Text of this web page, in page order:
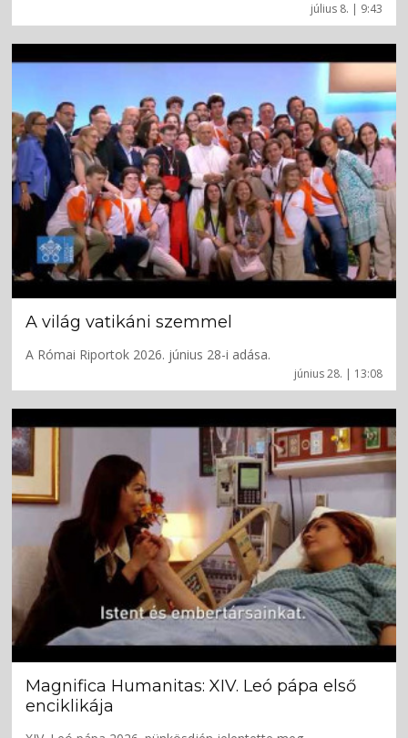
július 8. | 9:43
június 28. | 13:08
A világ vatikáni szemmel
A Római Riportok 2026. június 28-i adása.
Magnifica Humanitas: XIV. Leó pápa első
enciklikája